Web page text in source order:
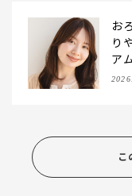
お
り
ア
こ